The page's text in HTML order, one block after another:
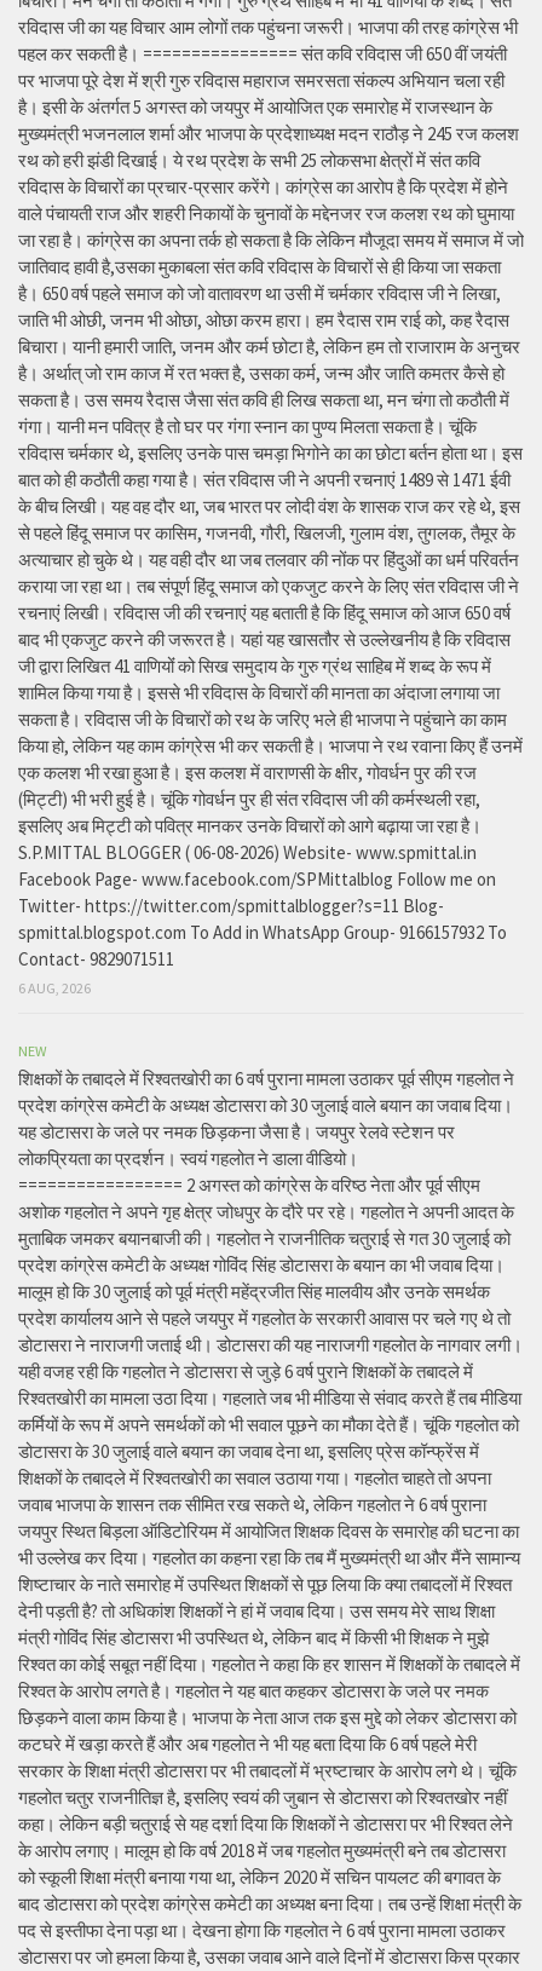
रविदास जी का यह विचार आम लोगों तक पहुंचना जरूरी। भाजपा की तरह कांग्रेस भी
पहल कर सकती है। ================ संत कवि रविदास जी 650 वीं जयंती
पर भाजपा पूरे देश में श्री गुरु रविदास महाराज समरसता संकल्प अभियान चला रही
है। इसी के अंतर्गत 5 अगस्त को जयपुर में आयोजित एक समारोह में राजस्थान के
मुख्यमंत्री भजनलाल शर्मा और भाजपा के प्रदेशाध्यक्ष मदन राठौड़ ने 245 रज कलश
रथ को हरी झंडी दिखाई। ये रथ प्रदेश के सभी 25 लोकसभा क्षेत्रों में संत कवि
रविदास के विचारों का प्रचार-प्रसार करेंगे। कांग्रेस का आरोप है कि प्रदेश में होने
वाले पंचायती राज और शहरी निकायों के चुनावों के मद्देनजर रज कलश रथ को घुमाया
जा रहा है। कांग्रेस का अपना तर्क हो सकता है कि लेकिन मौजूदा समय में समाज में जो
जातिवाद हावी है,उसका मुकाबला संत कवि रविदास के विचारों से ही किया जा सकता
है। 650 वर्ष पहले समाज को जो वातावरण था उसी में चर्मकार रविदास जी ने लिखा,
जाति भी ओछी, जनम भी ओछा, ओछा करम हारा। हम रैदास राम राई को, कह रैदास
बिचारा। यानी हमारी जाति, जनम और कर्म छोटा है, लेकिन हम तो राजाराम के अनुचर
है। अर्थात् जो राम काज में रत भक्त है, उसका कर्म, जन्म और जाति कमतर कैसे हो
सकता है। उस समय रैदास जैसा संत कवि ही लिख सकता था, मन चंगा तो कठौती में
गंगा। यानी मन पवित्र है तो घर पर गंगा स्नान का पुण्य मिलता सकता है। चूंकि
रविदास चर्मकार थे, इसलिए उनके पास चमड़ा भिगोने का का छोटा बर्तन होता था। इस
बात को ही कठौती कहा गया है। संत रविदास जी ने अपनी रचनाएं 1489 से 1471 ईवी
के बीच लिखी। यह वह दौर था, जब भारत पर लोदी वंश के शासक राज कर रहे थे, इस
से पहले हिंदू समाज पर कासिम, गजनवी, गौरी, खिलजी, गुलाम वंश, तुगलक, तैमूर के
अत्याचार हो चुके थे। यह वही दौर था जब तलवार की नोंक पर हिंदुओं का धर्म परिवर्तन
कराया जा रहा था। तब संपूर्ण हिंदू समाज को एकजुट करने के लिए संत रविदास जी ने
रचनाएं लिखी। रविदास जी की रचनाएं यह बताती है कि हिंदू समाज को आज 650 वर्ष
बाद भी एकजुट करने की जरूरत है। यहां यह खासतौर से उल्लेखनीय है कि रविदास
जी द्वारा लिखित 41 वाणियोंं को सिख समुदाय के गुरु ग्रंथ साहिब में शब्द के रूप में
शामिल किया गया है। इससे भी रविदास के विचारों की मानता का अंदाजा लगाया जा
सकता है। रविदास जी के विचारों को रथ के जरिए भले ही भाजपा ने पहुंचाने का काम
किया हो, लेकिन यह काम कांग्रेस भी कर सकती है। भाजपा ने रथ रवाना किए हैं उनमें
एक कलश भी रखा हुआ है। इस कलश में वाराणसी के क्षीर, गोवर्धन पुर की रज
(मिट्टी) भी भरी हुई है। चूंकि गोवर्धन पुर ही संत रविदास जी की कर्मस्थली रहा,
इसलिए अब मिट्टी को पवित्र मानकर उनके विचारों को आगे बढ़ाया जा रहा है।
S.P.MITTAL BLOGGER ( 06-08-2026) Website- www.spmittal.in
Facebook Page- www.facebook.com/SPMittalblog Follow me on
Twitter- https://twitter.com/spmittalblogger?s=11 Blog-
spmittal.blogspot.com To Add in WhatsApp Group- 9166157932 To
Contact- 9829071511
6 AUG, 2026
NEW
शिक्षकों के तबादले में रिश्वतखोरी का 6 वर्ष पुराना मामला उठाकर पूर्व सीएम गहलोत ने
प्रदेश कांग्रेस कमेटी के अध्यक्ष डोटासरा को 30 जुलाई वाले बयान का जवाब दिया।
यह डोटासरा के जले पर नमक छिड़कना जैसा है। जयपुर रेलवे स्टेशन पर
लोकप्रियता का प्रदर्शन। स्वयं गहलोत ने डाला वीडियो।
================= 2 अगस्त को कांग्रेस के वरिष्ठ नेता और पूर्व सीएम
अशोक गहलोत ने अपने गृह क्षेत्र जोधपुर के दौरे पर रहे। गहलोत ने अपनी आदत के
मुताबिक जमकर बयानबाजी की। गहलोत ने राजनीतिक चतुराई से गत 30 जुलाई को
प्रदेश कांग्रेस कमेटी के अध्यक्ष गोविंद सिंह डोटासरा के बयान का भी जवाब दिया।
मालूम हो कि 30 जुलाई को पूर्व मंत्री महेंद्रजीत सिंह मालवीय और उनके समर्थक
प्रदेश कार्यालय आने से पहले जयपुर में गहलोत के सरकारी आवास पर चले गए थे तो
डोटासरा ने नाराजगी जताई थी। डोटासरा की यह नाराजगी गहलोत के नागवार लगी।
यही वजह रही कि गहलोत ने डोटासरा से जुड़े 6 वर्ष पुराने शिक्षकों के तबादले में
रिश्वतखोरी का मामला उठा दिया। गहलाते जब भी मीडिया से संवाद करते हैं तब मीडिया
कर्मियों के रूप में अपने समर्थकों को भी सवाल पूछने का मौका देते हैं। चूंकि गहलोत को
डोटासरा के 30 जुलाई वाले बयान का जवाब देना था, इसलिए प्रेस कॉन्फ्रेंस में
शिक्षकों के तबादले में रिश्वतखोरी का सवाल उठाया गया। गहलोत चाहते तो अपना
जवाब भाजपा के शासन तक सीमित रख सकते थे, लेकिन गहलोत ने 6 वर्ष पुराना
जयपुर स्थित बिड़ला ऑडिटोरियम में आयोजित शिक्षक दिवस के समारोह की घटना का
भी उल्लेख कर दिया। गहलोत का कहना रहा कि तब मैं मुख्यमंत्री था और मैंने सामान्य
शिष्टाचार के नाते समारोह में उपस्थित शिक्षकों से पूछ लिया कि क्या तबादलों में रिश्वत
देनी पड़ती है? तो अधिकांश शिक्षकों ने हां में जवाब दिया। उस समय मेरे साथ शिक्षा
मंत्री गोविंद सिंह डोटासरा भी उपस्थित थे, लेकिन बाद में किसी भी शिक्षक ने मुझे
रिश्वत का कोई सबूत नहीं दिया। गहलोत ने कहा कि हर शासन में शिक्षकों के तबादले में
रिश्वत के आरोप लगते है। गहलोत ने यह बात कहकर डोटासरा के जले पर नमक
छिड़कने वाला काम किया है। भाजपा के नेता आज तक इस मुद्दे को लेकर डोटासरा को
कटघरे में खड़ा करते हैं और अब गहलोत ने भी यह बता दिया कि 6 वर्ष पहले मेरी
सरकार के शिक्षा मंत्री डोटासरा पर भी तबादलों में भ्रष्टाचार के आरोप लगे थे। चूंकि
गहलोत चतुर राजनीतिज्ञ है, इसलिए स्वयं की जुबान से डोटासरा को रिश्वतखोर नहीं
कहा। लेकिन बड़ी चतुराई से यह दर्शा दिया कि शिक्षकों ने डोटासरा पर भी रिश्वत लेने
के आरोप लगाए। मालूम हो कि वर्ष 2018 में जब गहलोत मुख्यमंत्री बने तब डोटासरा
को स्कूली शिक्षा मंत्री बनाया गया था, लेकिन 2020 में सचिन पायलट की बगावत के
बाद डोटासरा को प्रदेश कांग्रेस कमेटी का अध्यक्ष बना दिया। तब उन्हें शिक्षा मंत्री के
पद से इस्तीफा देना पड़ा था। देखना होगा कि गहलोत ने 6 वर्ष पुराना मामला उठाकर
डोटासरा पर जो हमला किया है, उसका जवाब आने वाले दिनों में डोटासरा किस प्रकार